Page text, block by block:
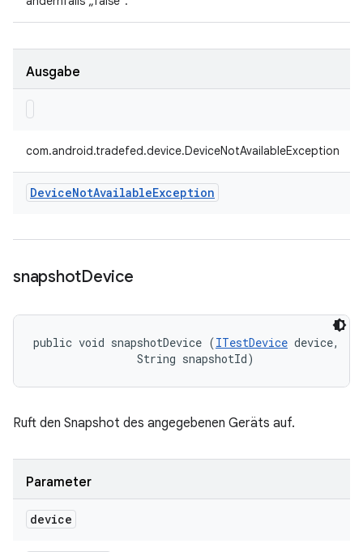
Ausgabe
com.android.tradefed.device.DeviceNotAvailableException
DeviceNotAvailableException
snapshotDevice
public void snapshotDevice (ITestDevice device,
                String snapshotId)
Ruft den Snapshot des angegebenen Geräts auf.
Parameter
device